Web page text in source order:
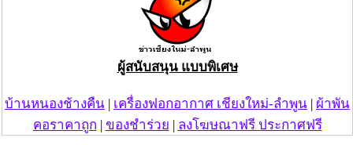
ผู้สนับสนุน แบบพิเศษ
บ้านหนองช้างคืน | เครื่องฟอกอากาศ เชียงใหม่-ลำพูน | ผ้าพัน
คอราคาถูก | ของชำร่วย | ลงโฆษณาฟรี ประกาศฟรี